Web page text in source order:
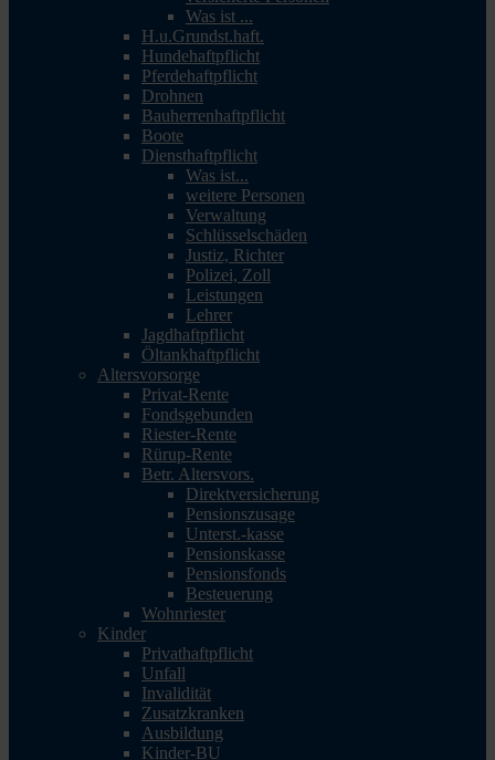
Was ist ...
H.u.Grundst.haft.
Hundehaftpflicht
Pferdehaftpflicht
Drohnen
Bauherrenhaftpflicht
Boote
Diensthaftpflicht
Was ist...
weitere Personen
Verwaltung
Schlüsselschäden
Justiz, Richter
Polizei, Zoll
Leistungen
Lehrer
Jagdhaftpflicht
Öltankhaftpflicht
Altersvorsorge
Privat-Rente
Fondsgebunden
Riester-Rente
Rürup-Rente
Betr. Altersvors.
Direktversicherung
Pensionszusage
Unterst.-kasse
Pensionskasse
Pensionsfonds
Besteuerung
Wohnriester
Kinder
Privathaftpflicht
Unfall
Invalidität
Zusatzkranken
Ausbildung
Kinder-BU